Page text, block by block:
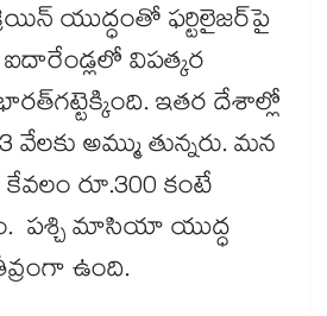
యుద్ధంతో ఫర్టిలైజర్‌‌పై
విపత్కర
ఇతర దేశాల్లో
వేలకు అమ్ము తున్నరు. మన
రూ.300 కంటే
పశ్చి మాసియా యుద్ధ
ఉంది.